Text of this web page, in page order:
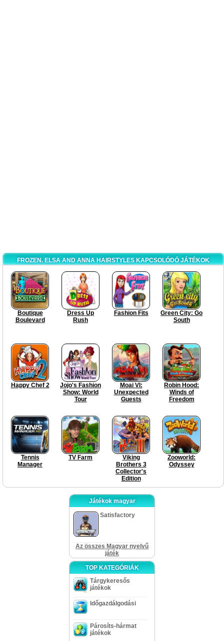
FROZEN. ELSA AND ANNA HAIRSTYLES KAPCSOLÓDÓ JÁTÉKOK
Boutique
Boulevard
Dress Up
Rush
Fashion Fits
Green City: Go
South
Happy Chef 2
Jojo's Fashion
Show: World
Tour
Moai VI:
Unexpected
Guests
Robin Hood:
Winds of
Freedom
Tennis
Manager
TV Farm
Viking
Brothers 3
Collector's
Edition
Zooworld:
Odyssey
Játékok magyar
Satisfactory
Az összes Magyar nyelvű
játék
TOP KATEGÓRIÁK
Tárgykeresős
játékok
Időgazdálgodási
Párosíts-hármat
játékok